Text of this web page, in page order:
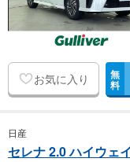
お気に入り 無
料
日産
セレナ 2.0 ハイウェ